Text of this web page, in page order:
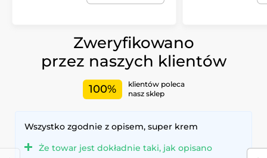
Zweryfikowano
przez naszych klientów
100%
klientów poleca
nasz sklep
Wszystko zgodnie z opisem, super krem
Że towar jest dokładnie taki, jak opisano